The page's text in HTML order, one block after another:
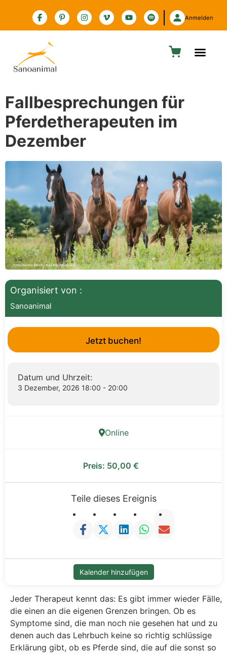
Zur Barrierefreiheitserklärung
Anmelden
Fallbesprechungen für
Pferdetherapeuten im
Dezember
Organisiert von :
Sanoanimal
Jetzt buchen!
Datum und Uhrzeit:
3 Dezember, 2026 18:00 - 20:00
Online
Preis: 50,00 €
Teile dieses Ereignis
Kalender hinzufügen
Jeder Therapeut kennt das: Es gibt immer wieder Fälle,
die einen an die eigenen Grenzen bringen. Ob es
Symptome sind, die man noch nie gesehen hat und zu
denen auch das Lehrbuch keine so richtig schlüssige
Erklärung gibt, ob es Pferde sind, die auf die sonst so